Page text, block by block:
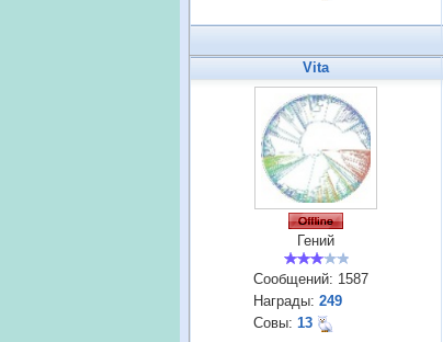
Vita
Гений
Сообщений: 1587
Награды: 249
Совы: 13